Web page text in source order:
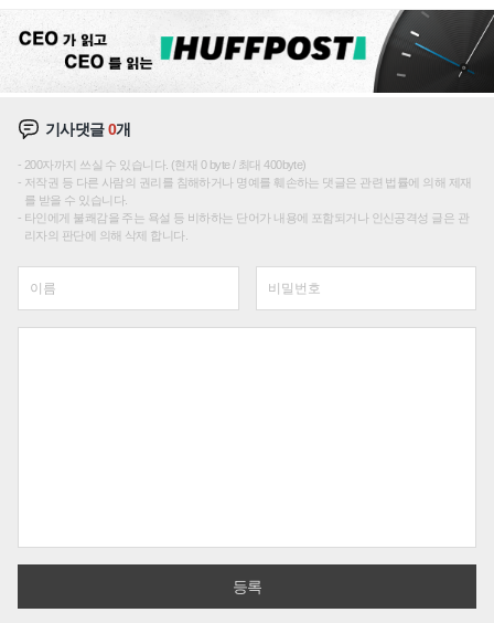
기사댓글0개
200자까지 쓰실 수 있습니다. (현재 0 byte / 최대 400byte)
저작권 등 다른 사람의 권리를 침해하거나 명예를 훼손하는 댓글은 관련 법률에 의해 제재
를 받을 수 있습니다.
타인에게 불쾌감을 주는 욕설 등 비하하는 단어가 내용에 포함되거나 인신공격성 글은 관
리자의 판단에 의해 삭제 합니다.